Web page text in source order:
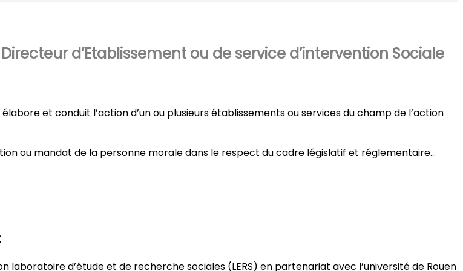
d’Etablissement ou de service d’intervention Sociale
et conduit l’action d’un ou plusieurs établissements ou services du champ de l’action
ou mandat de la personne morale dans le respect du cadre législatif et réglementaire…
laboratoire d’étude et de recherche sociales (LERS) en partenariat avec l’université de Rouen